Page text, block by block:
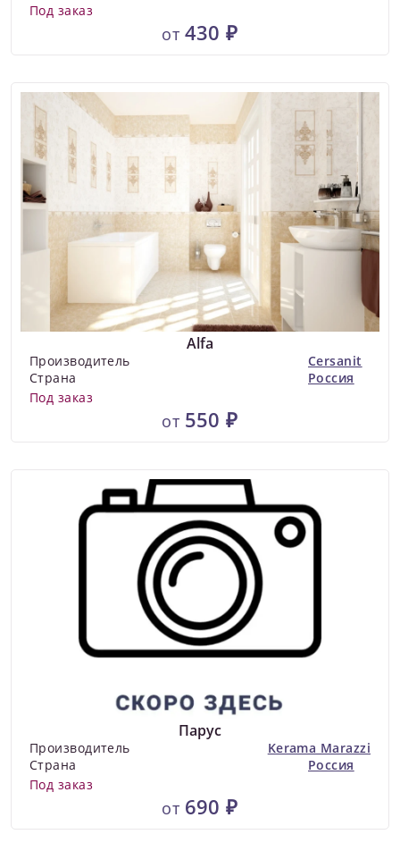
Под заказ
от 430 ₽
Alfa
Производитель
Cersanit
Страна
Россия
Под заказ
от 550 ₽
Парус
Производитель
Kerama Marazzi
Страна
Россия
Под заказ
от 690 ₽